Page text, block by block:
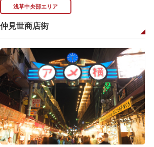
浅草中央部エリア
仲見世商店街